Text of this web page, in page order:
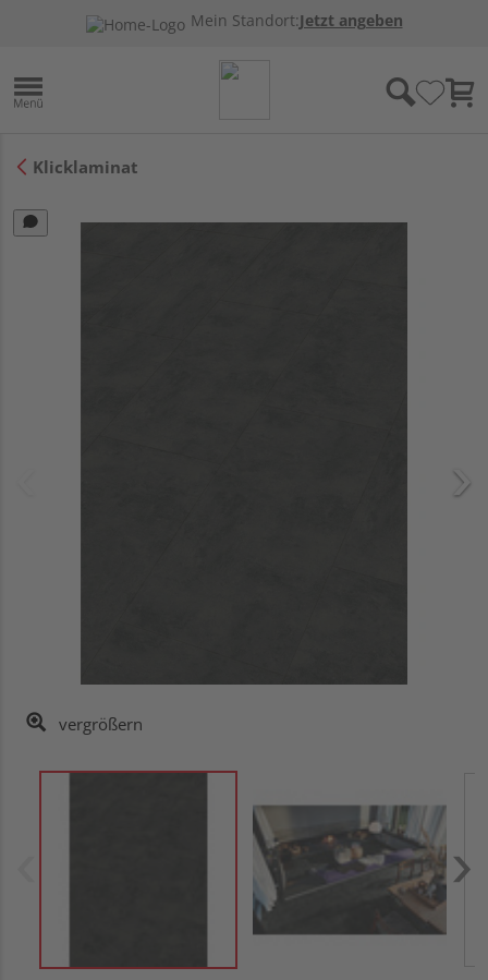
Mein Standort:Jetzt angeben
Klicklaminat
vergrößern